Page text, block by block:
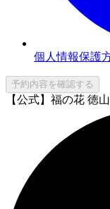
個人情報保護
予約内容を確認する
【公式】福の花 徳